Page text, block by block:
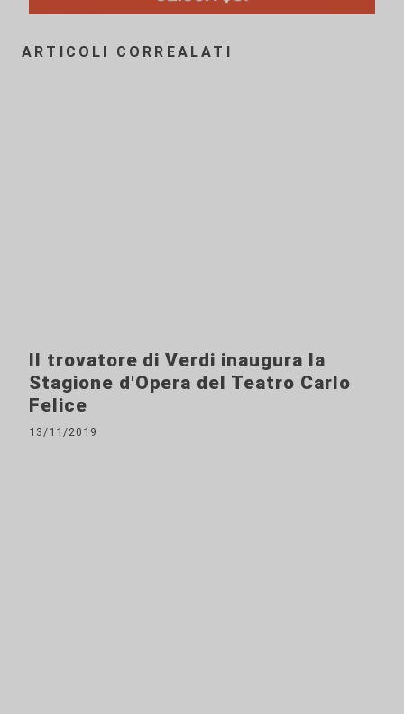
ARTICOLI CORREALATI
Il trovatore di Verdi inaugura la
Stagione d'Opera del Teatro Carlo
Felice
13/11/2019